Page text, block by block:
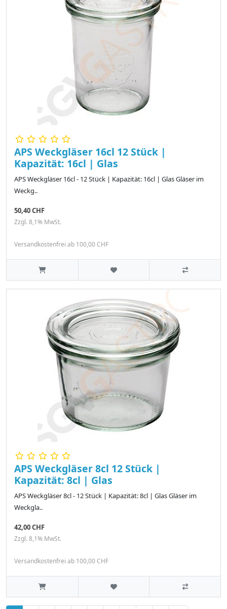
APS Weckgläser 16cl 12 Stück |
Kapazität: 16cl | Glas
APS Weckgläser 16cl - 12 Stück | Kapazität: 16cl | Glas Gläser im
Weckg..
50,40 CHF
Zzgl. 8,1% MwSt.
Versandkostenfrei ab 100,00 CHF
APS Weckgläser 8cl 12 Stück |
Kapazität: 8cl | Glas
APS Weckgläser 8cl - 12 Stück | Kapazität: 8cl | Glas Gläser im
Weckgla..
42,00 CHF
Zzgl. 8,1% MwSt.
Versandkostenfrei ab 100,00 CHF